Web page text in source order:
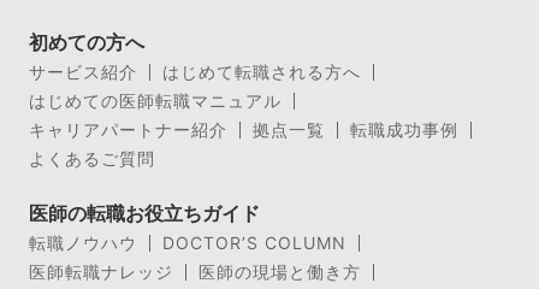
初めての方へ
サービス紹介
はじめて転職される方へ
はじめての医師転職マニュアル
キャリアパートナー紹介
拠点一覧
転職成功事例
よくあるご質問
医師の転職お役立ちガイド
転職ノウハウ
DOCTOR’S COLUMN
医師転職ナレッジ
医師の現場と働き方